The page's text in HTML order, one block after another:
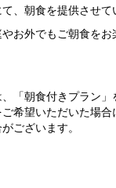
、朝食を提供させて
お外でもご朝食をお
「朝食付きプラン」
希望いただいた場
ございます。